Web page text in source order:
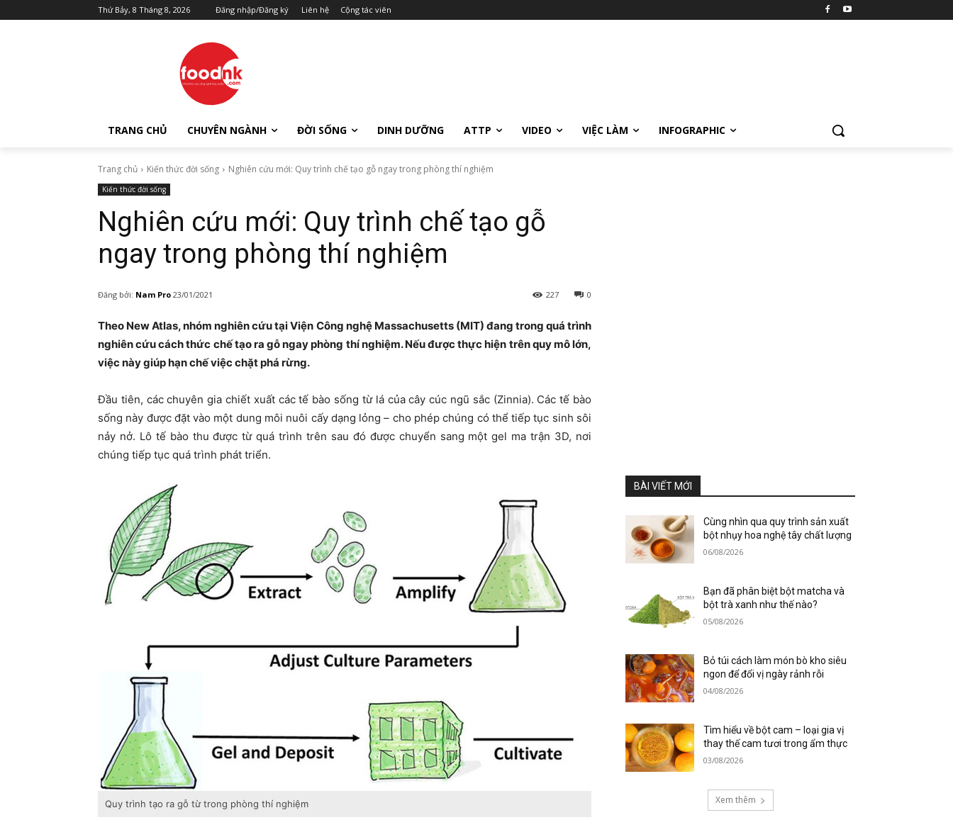
Thứ Bảy, 8 Tháng 8, 2026 Đăng nhập/Đăng ký Liên hệ Cộng tác viên
TRANG CHỦ CHUYÊN NGÀNH ĐỜI SỐNG DINH DƯỠNG ATTP VIDEO VIỆC LÀM INFOGRAPHIC
Trang chủ Kiến thức đời sống Nghiên cứu mới: Quy trình chế tạo gỗ ngay trong phòng thí nghiệm
Kiến thức đời sống
Nghiên cứu mới: Quy trình chế tạo gỗ
ngay trong phòng thí nghiệm
Đăng bởi: Nam Pro 23/01/2021 0
227
Theo New Atlas, nhóm nghiên cứu tại Viện Công nghệ Massachusetts (MIT) đang trong quá trình
nghiên cứu cách thức chế tạo ra gỗ ngay phòng thí nghiệm. Nếu được thực hiện trên quy mô lớn,
việc này giúp hạn chế việc chặt phá rừng.
Đầu tiên, các chuyên gia chiết xuất các tế bào sống từ lá của cây cúc ngũ sắc (Zinnia). Các tế bào
sống này được đặt vào một dung môi nuôi cấy dạng lỏng – cho phép chúng có thể tiếp tục sinh sôi
nảy nở. Lô tế bào thu được từ quá trình trên sau đó được chuyển sang một gel ma trận 3D, nơi
chúng tiếp tục quá trình phát triển.
Quy trình tạo ra gỗ từ trong phòng thí nghiệm
BÀI VIẾT MỚI
Cùng nhìn qua quy trình sản xuất
bột nhụy hoa nghệ tây chất lượng
06/08/2026
Bạn đã phân biệt bột matcha và
bột trà xanh như thế nào?
05/08/2026
Bỏ túi cách làm món bò kho siêu
ngon để đổi vị ngày rảnh rỗi
04/08/2026
Tìm hiểu về bột cam – loại gia vị
thay thế cam tươi trong ẩm thực
03/08/2026
Xem thêm